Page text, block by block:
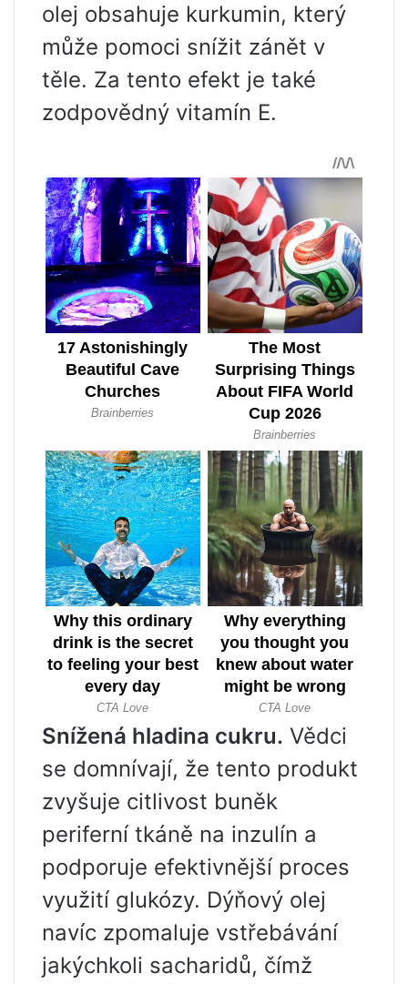
olej obsahuje kurkumin, který
může pomoci snížit zánět v
těle. Za tento efekt je také
zodpovědný vitamín E.
Snížená hladina cukru. Vědci
se domnívají, že tento produkt
zvyšuje citlivost buněk
periferní tkáně na inzulín a
podporuje efektivnější proces
využití glukózy. Dýňový olej
navíc zpomaluje vstřebávání
jakýchkoli sacharidů, čímž